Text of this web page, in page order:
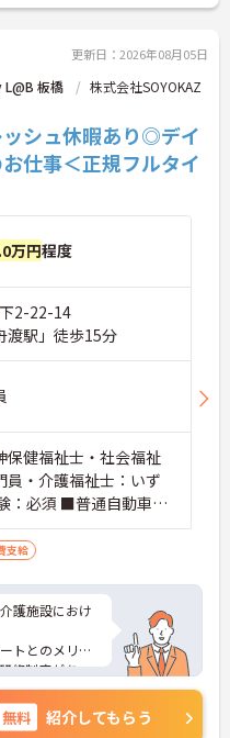
更新日：2026年08月05日
L@B 板橋
株式会社SOYOKAZ
ッシュ休暇あり◎デイ
仕事＜正規フルタイ
万円程度
2-22-14
渡駅」徒歩15分
健福祉士・社会福祉
員・介護福祉士：いず
：必須 ■普通自動車運
支給
護施設におけ
トとのメリハ
修制度があ
る環境です。
トなど、さら
相談くださ
無料 紹介してもらう